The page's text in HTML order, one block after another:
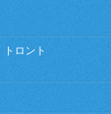
トロント